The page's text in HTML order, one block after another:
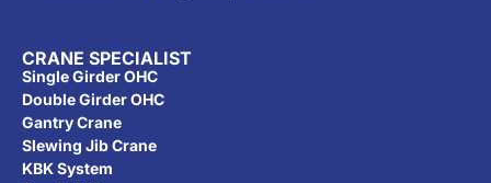
CRANE SPECIALIST
Single Girder OHC
Double Girder OHC
Gantry Crane
Slewing Jib Crane
KBK System